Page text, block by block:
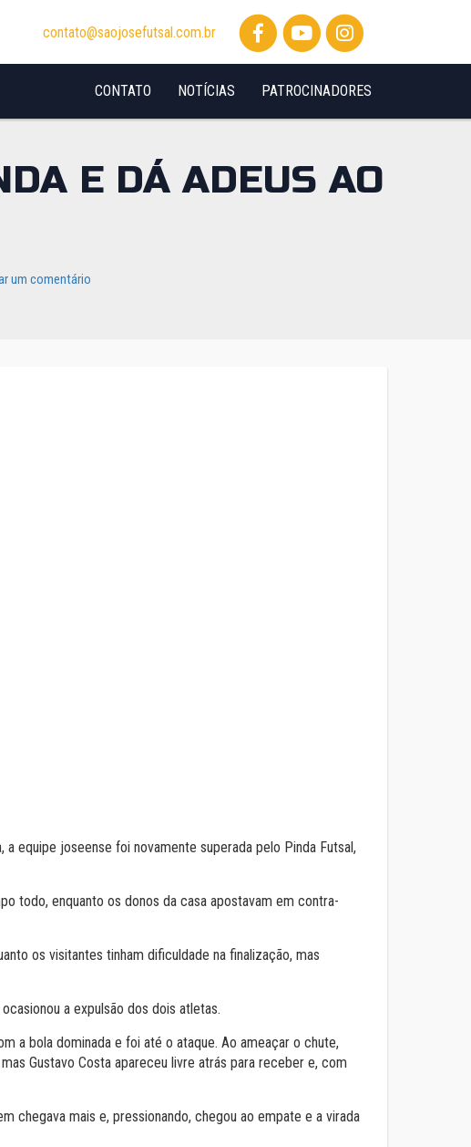
contato@saojosefutsal.com.br
PATROCINADORES
NOTÍCIAS
CONTATO
E DÁ ADEUS AO
um comentário
a equipe joseense foi novamente superada pelo Pinda Futsal,
todo, enquanto os donos da casa apostavam em contra-
os visitantes tinham dificuldade na finalização, mas
a expulsão dos dois atletas.
a bola dominada e foi até o ataque. Ao ameaçar o chute,
Gustavo Costa apareceu livre atrás para receber e, com
chegava mais e, pressionando, chegou ao empate e a virada